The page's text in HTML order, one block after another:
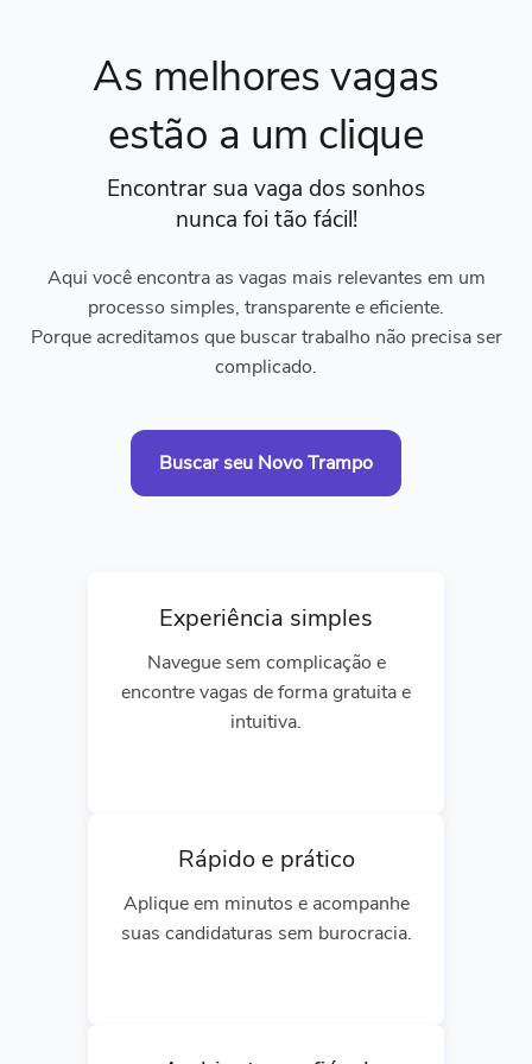
As melhores vagas
estão a um clique
Encontrar sua vaga dos sonhos
nunca foi tão fácil!
Aqui você encontra as vagas mais relevantes em um
processo simples, transparente e eficiente.
Porque acreditamos que buscar trabalho não precisa ser
complicado.
Buscar seu Novo Trampo
Experiência simples
Navegue sem complicação e
encontre vagas de forma gratuita e
intuitiva.
Rápido e prático
Aplique em minutos e acompanhe
suas candidaturas sem burocracia.